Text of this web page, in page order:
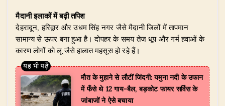
मैदानी इलाकों में बढ़ी तपिश
देहरादून, हरिद्वार और उधम सिंह नगर जैसे मैदानी जिलों में तापमान
सामान्य से ऊपर बना हुआ है। दोपहर के समय तेज धूप और गर्म हवाओं के
कारण लोगों को लू जैसे हालात महसूस हो रहे हैं।
मौत के मुहाने से लौटीं जिंदगी: यमुना नदी के उफान
में फँसे थे 12 गाय-बैल, बड़कोट फायर सर्विस के
जांबाजों ने ऐसे बचाया